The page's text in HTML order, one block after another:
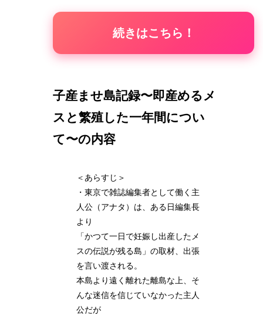
続きはこちら！
子産ませ島記録〜即産めるメ
スと繁殖した一年間につい
て〜の内容
＜あらすじ＞
・東京で雑誌編集者として働く主
人公（アナタ）は、ある日編集長
より
「かつて一日で妊娠し出産したメ
スの伝説が残る島」の取材、出張
を言い渡される。
本島より遠く離れた離島な上、そ
んな迷信を信じていなかった主人
公だが